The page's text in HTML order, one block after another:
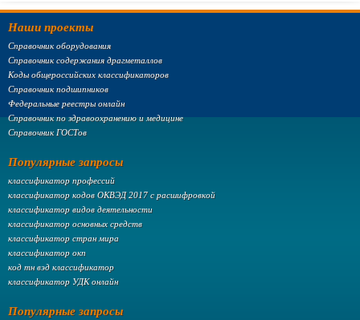
Наши проекты
Справочник оборудования
Справочник содержания драгметаллов
Коды общероссийских классификаторов
Справочник подшипников
Федеральные реестры онлайн
Справочник по здравоохранению и медицине
Справочник ГОСТов
Популярные запросы
классификатор профессий
классификатор кодов ОКВЭД 2017 с расшифровкой
классификатор видов деятельности
классификатор основных средств
классификатор стран мира
классификатор окп
код тн вэд классификатор
классификатор УДК онлайн
Популярные запросы